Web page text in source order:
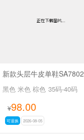
新款头层牛皮单鞋SA7802
黑色 米色 棕色 35码-40码
¥98.00
可退换 2026-08-05